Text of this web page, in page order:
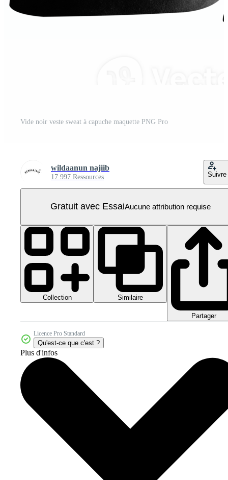
Vide noir veste sweat à capuche maquette PNG Pro
wildaanun najiib
17 997 Ressources Suivre
Gratuit avec EssaiAucune attribution requise
Collection Similaire
Partager
Licence Pro Standard
Qu'est-ce que c'est ?
Plus d'infos